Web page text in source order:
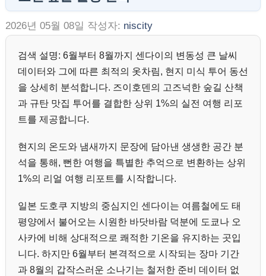
2026년 05월 08일 작성자: niscity
검색 설명: 6월부터 8월까지 센다이의 변동성 큰 날씨
데이터와 그에 따른 최적의 옷차림, 현지 미식 투어 동선
을 상세히 분석합니다. 즈이호덴의 고즈넉한 숲길 산책
과 규탄 맛집 투어를 결합한 상위 1%의 실전 여행 리포
트를 제공합니다.
현지의 온도와 냄새까지 문장에 담아낸 생생한 공간 분
석을 통해, 뻔한 여행을 특별한 추억으로 변환하는 상위
1%의 리얼 여행 리포트를 시작합니다.
일본 도호쿠 지방의 중심지인 센다이는 여름철에도 태
평양에서 불어오는 시원한 바닷바람 덕분에 도쿄나 오
사카에 비해 상대적으로 쾌적한 기온을 유지하는 곳입
니다. 하지만 6월부터 본격적으로 시작되는 장마 기간
과 8월의 갑작스러운 소나기는 철저한 준비 데이터 없